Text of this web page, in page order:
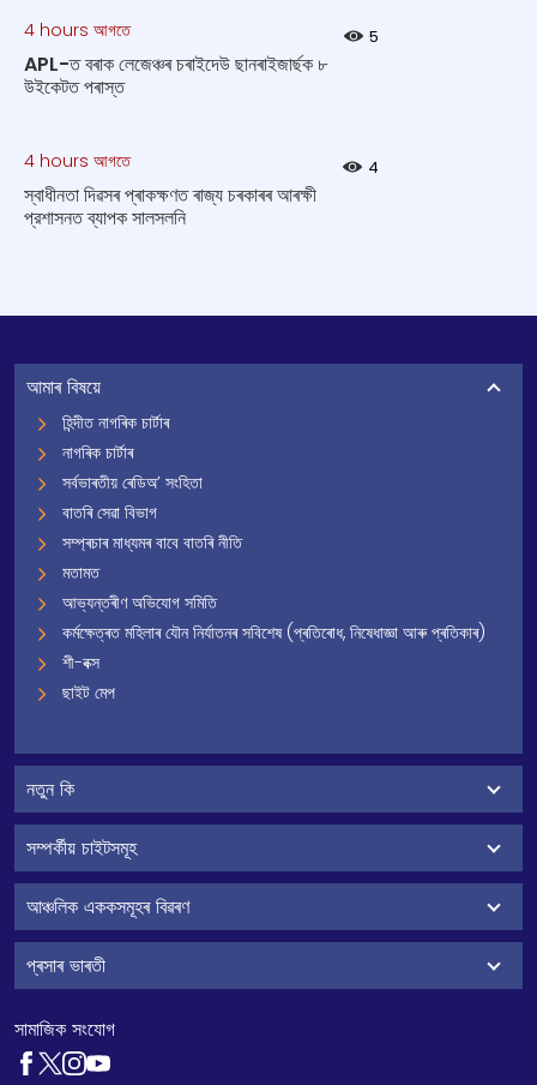
4 hours আগতে 5
APL-ত বৰাক লেজেঞ্চৰ চৰাইদেউ ছানৰাইজাৰ্ছক ৮
উইকেটত পৰাস্ত
4 hours আগতে 4
স্বাধীনতা দিৱসৰ প্ৰাকক্ষণত ৰাজ্য চৰকাৰৰ আৰক্ষী
প্রশাসনত ব্যাপক সালসলনি
আমাৰ বিষয়ে
হিন্দীত নাগৰিক চাৰ্টাৰ
নাগৰিক চাৰ্টাৰ
সৰ্বভাৰতীয় ৰেডিঅ’ সংহিতা
বাতৰি সেৱা বিভাগ
সম্প্ৰচাৰ মাধ্যমৰ বাবে বাতৰি নীতি
মতামত
আভ্যন্তৰীণ অভিযোগ সমিতি
কৰ্মক্ষেত্ৰত মহিলাৰ যৌন নিৰ্যাতনৰ সবিশেষ (প্ৰতিৰোধ, নিষেধাজ্ঞা আৰু প্ৰতিকাৰ)
শী-বক্স
ছাইট মেপ
নতুন কি
সম্পৰ্কীয় চাইটসমূহ
আঞ্চলিক এককসমূহৰ বিৱৰণ
প্ৰসাৰ ভাৰতী
সামাজিক সংযোগ